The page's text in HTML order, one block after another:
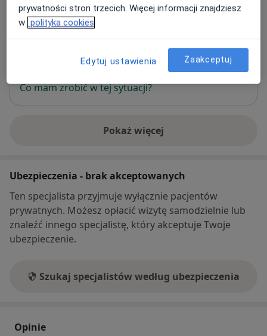
Dostępność
W tym gabinecie nie można umawiać wizyt przez
Co mam zrobić w tej sytuacji?
Pokaż więcej
o adresie
Ubezpieczenia - brak akceptowanych
Ten specjalista przyjmuje wyłącznie pacjentów
prywatnych. Możesz opłacić wizytę samodzielnie lub
znaleźć innego specjalistę, który akceptuje Twoje
ubezpieczenie.
Szukaj specjalistów według ubezpieczenia
Opinie
prywatności stron trzecich. Więcej informacji znajdziesz
w polityka cookies
Edytuj ustawienia Zaakceptuj